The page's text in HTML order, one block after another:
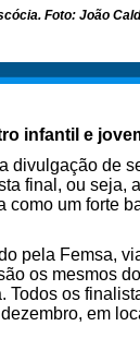
Foto: João
infantil e
divulgação de
final, ou seja,
como um forte
pela Femsa,
os mesmos
Todos os
em